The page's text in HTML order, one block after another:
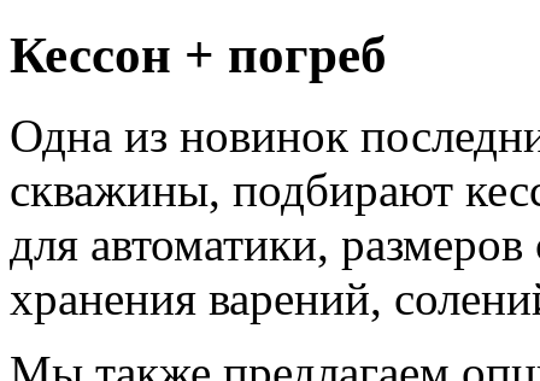
Кессон + погреб
Одна из новинок
скважины, подбирают
для автоматики,
хранения варений,